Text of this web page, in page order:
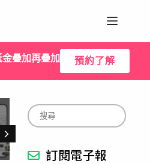
金疊加再疊加 預約了解
2026 台北健身房推
薦精選：17 間自由
訂閱電子報